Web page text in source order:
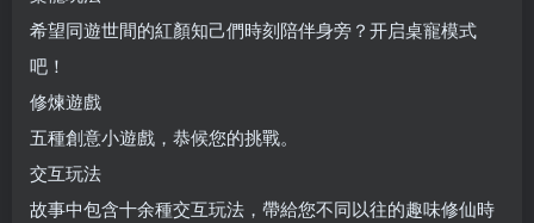
希望同遊世間的紅顏知己們時刻陪伴身旁？开启桌寵模式
吧！
修煉遊戲
五種創意小遊戲，恭候您的挑戰。
交互玩法
故事中包含十余種交互玩法，帶給您不同以往的趣味修仙時